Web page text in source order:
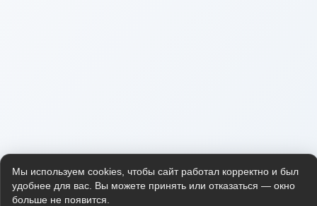
Мы используем cookies, чтобы сайт работал корректно и был
удобнее для вас. Вы можете принять или отказаться — окно
больше не появится.